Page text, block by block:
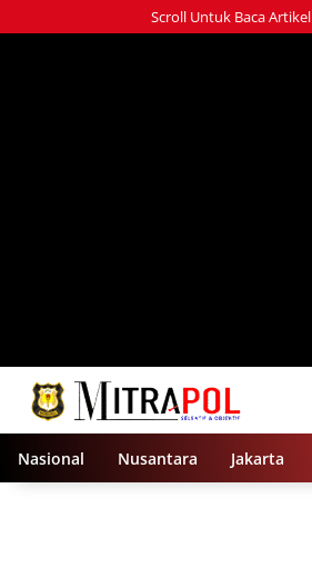
ke
Scroll Untuk Baca Artikel
Nasional Nusantara Jakarta